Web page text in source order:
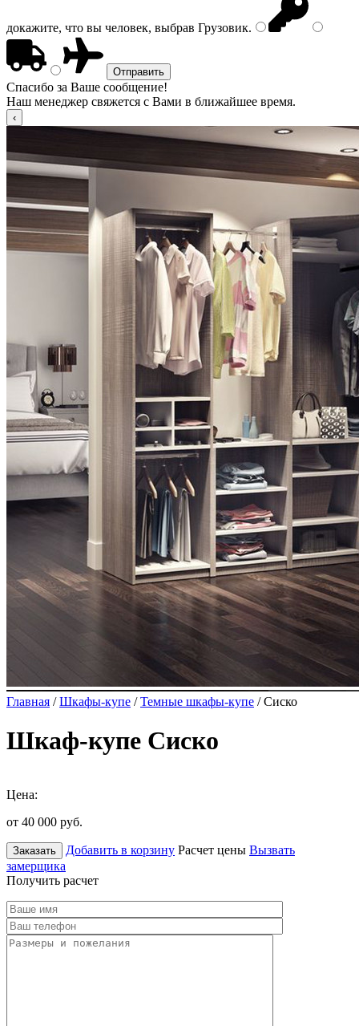
докажите, что вы человек, выбрав Грузовик.
Спасибо за Ваше сообщение!
Наш менеджер свяжется с Вами в ближайшее время.
Главная /Шкафы-купе /Темные шкафы-купе / Сиско
Шкаф-купе Сиско
Цена:
от 40 000 руб.
Заказать Добавить в корзину Расчет цены Вызвать
замерщика
Получить расчет